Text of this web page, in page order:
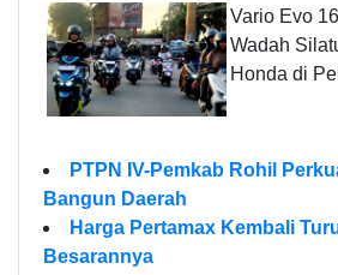
Vario Evo
Wadah
Honda di
PTPN IV-Pemkab Rohil
Bangun Daerah
Harga Pertamax Kembali
Besarannya